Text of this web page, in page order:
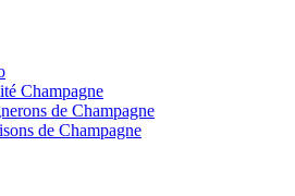
Champagne
de Champagne
de Champagne